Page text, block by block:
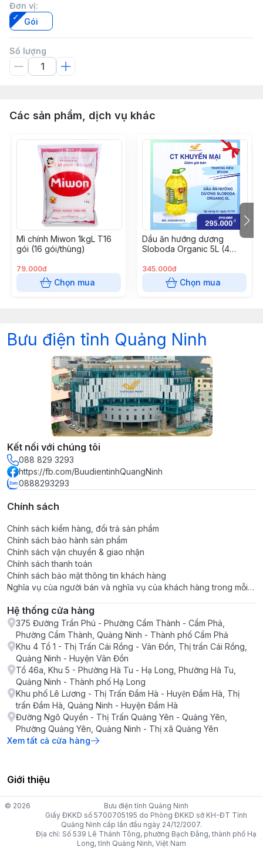
Đơn vị:
Gói
Số lượng
Các sản phẩm, dịch vụ khác
Mì chính Miwon 1kgL T16
gói (16 gói/thùng)
79.000đ
Chọn mua
Dầu ăn hướng dương
Sloboda Organic 5L (4
345.000đ
Chọn mua
Bưu điện tỉnh Quảng Ninh
Kết nối với chúng tôi
088 829 3293
https://fb.com/BuudientinhQuangNinh
0888293293
Chính sách
Chính sách kiểm hàng, đổi trả sản phẩm
Chính sách bảo hành sản phẩm
Chính sách vận chuyển & giao nhận
Chính sách thanh toán
Chính sách bảo mật thông tin khách hàng
Nghĩa vụ của người bán và nghĩa vụ của khách hàng trong mỗi
Hệ thống cửa hàng
375 Đường Trần Phú - Phường Cẩm Thành - Cẩm Phả,
Phường Cẩm Thành, Quảng Ninh - Thành phố Cẩm Phả
Khu 4 Tổ 1 - Thị Trấn Cái Rồng - Vân Đồn, Thị trấn Cái Rồng,
Quảng Ninh - Huyện Vân Đồn
Tổ 46a, Khu 5 - Phường Hà Tu - Hạ Long, Phường Hà Tu,
Quảng Ninh - Thành phố Hạ Long
Khu phố Lê Lương - Thị Trấn Đầm Hà - Huyện Đầm Hà, Thị
trấn Đầm Hà, Quảng Ninh - Huyện Đầm Hà
Đường Ngô Quyền - Thị Trấn Quảng Yên - Quảng Yên,
Phường Quảng Yên, Quảng Ninh - Thị xã Quảng Yên
Xem tất cả cửa hàng
Giới thiệu
© 2026
Bưu điện tỉnh Quảng Ninh
Giấy ĐKKD số 5700705195 do Phòng ĐKKD sở KH-ĐT Tỉnh
Quảng Ninh cấp lần đầu ngày 24/12/2007.
Địa chỉ: Số 539 Lê Thánh Tông, phường Bạch Đằng, thành phố Hạ
Long, tỉnh Quảng Ninh, Việt Nam